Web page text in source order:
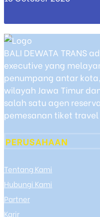
BALI DEWATA TRANS
executive yang
penumpang antar
wilayah Jawa Timur
salah satu agen
pemesanan tiket travel
PERUSAHAAN
Tentang Kami
Hubungi Kami
Partner
Karir